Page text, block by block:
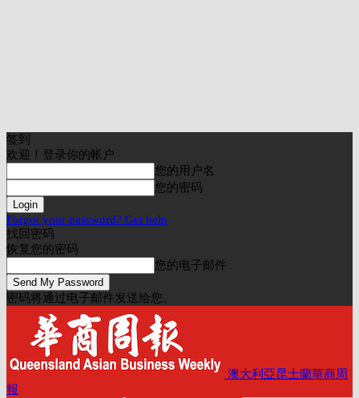
签到
欢迎！登录你的帐户
您的用户名
您的密码
Forgot your password? Get help
找回密码
恢复您的密码
您的电子邮件
密码将通过电子邮件发送给您。
澳大利亞昆士蘭華商周
報